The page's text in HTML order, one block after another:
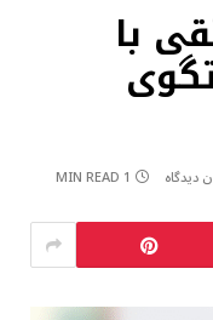
با
دیدگاه 1 MIN READ